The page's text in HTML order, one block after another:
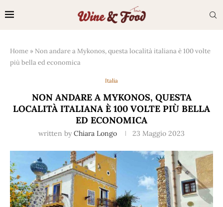
Home » Non andare a Mykonos, questa località italiana è 100 volte
più bella ed economica
Italia
NON ANDARE A MYKONOS, QUESTA
LOCALITÀ ITALIANA È 100 VOLTE PIÙ BELLA
ED ECONOMICA
written by Chiara Longo 23 Maggio 2023